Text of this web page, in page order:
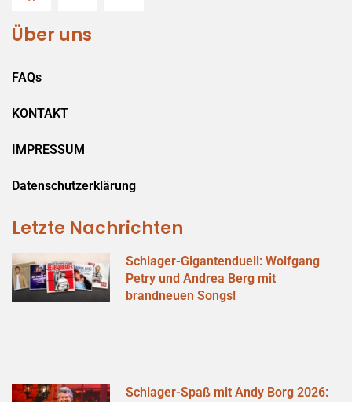
Über uns
FAQs
KONTAKT
IMPRESSUM
Datenschutzerklärung
Letzte Nachrichten
Schlager-Gigantenduell: Wolfgang
Petry und Andrea Berg mit
brandneuen Songs!
Schlager-Spaß mit Andy Borg 2026: